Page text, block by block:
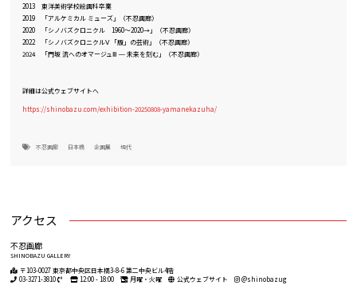
2013 東洋美術学校絵画科卒業
2019 「アルケミカル ミューズ」（不忍画廊）
2020 「シノバズクロニクル 1960～2020→」（不忍画廊）
2022 「シノバズクロニクルⅤ 「版」の芸術」（不忍画廊）
2024 「門坂 流へのオマージュⅢ ─ 未来を刻む」（不忍画廊）
詳細は公式ウェブサイトへ
https://shinobazu.com/exhibition-20250808-yamanekazuha/
不忍画廊 日本橋 企画展 現代
アクセス
不忍画廊
SHINOBAZU GALLERY
〒103-0027 東京都中央区日本橋3-8-6 第二中央ビル4階
03-3271-3810
12:00 - 18:00 月曜・火曜 公式ウェブサイト @shinobazug